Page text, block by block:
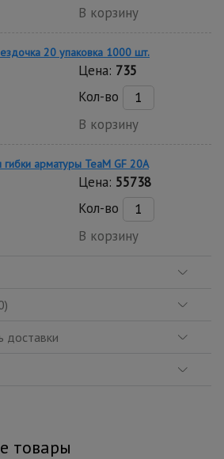
В корзину
20 упаковка 1000 шт.
Цена: 735
Кол-во
В корзину
гибки арматуры ТеаМ GF 20A
Цена: 55738
Кол-во
В корзину
доставки
товары